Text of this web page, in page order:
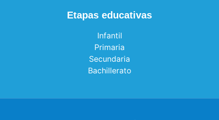
Etapas educativas
Infantil
Primaria
Secundaria
Bachillerato